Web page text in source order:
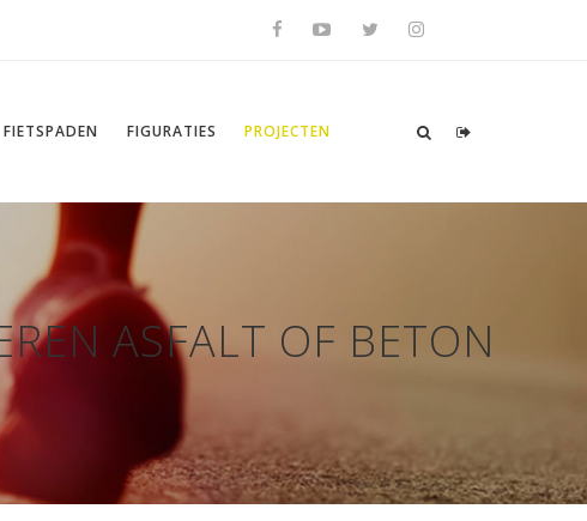
FIETSPADEN FIGURATIES PROJECTEN
ASFALT OF BETON